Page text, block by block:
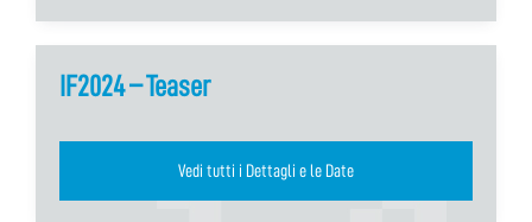
IF2024 – Teaser
Vedi tutti i Dettagli e le Date